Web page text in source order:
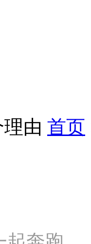
由 首页